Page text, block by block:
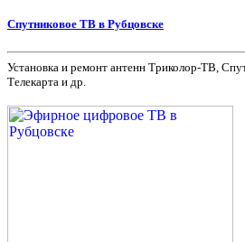
Спутниковое ТВ в Рубцовске
Установка и ремонт антенн Триколор-ТВ,
Телекарта и др.